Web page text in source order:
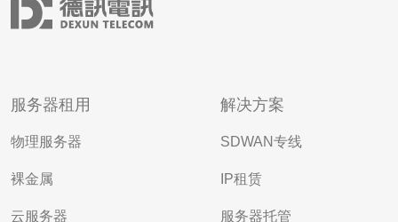
服务器租用
物理服务器
裸金属
云服务器
解决方案
SDWAN专线
IP租赁
服务器托管